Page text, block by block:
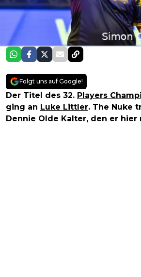
Folgt uns auf Google!
Der Titel des 32. Players
ging an Luke Littler. The Nuke
Dennie Olde Kalter, den er hier